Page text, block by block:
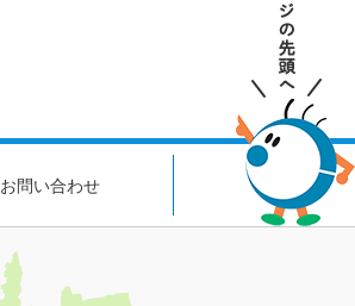
お問い合わせ